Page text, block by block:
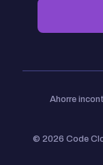
Ahorre
© 2026 Code